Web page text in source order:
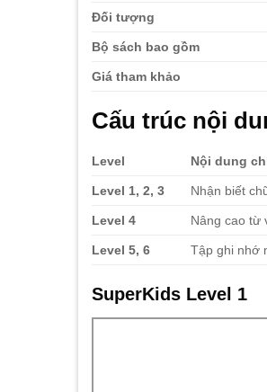
Đối tượng
Bộ sách bao gồm
Giá tham khảo
Cấu trúc nội
Level Nội dung
Level 1, 2, 3 Nhận biết
Level 4 Nâng cao từ
Level 5, 6 Tập ghi nhớ
SuperKids Level 1